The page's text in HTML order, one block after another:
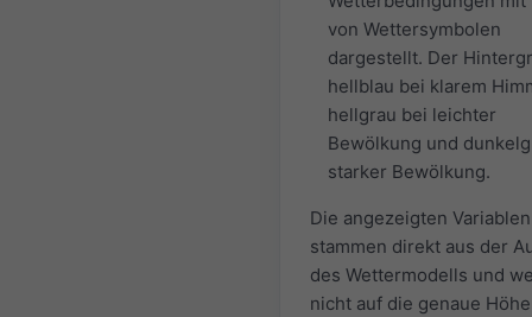
von Wettersymbolen
dargestellt. Der
hellblau bei klarem
hellgrau bei leichter
Bewölkung und
starker Bewölkung.
Die angezeigten Variablen
stammen direkt aus der
des Wettermodells und
nicht auf die genaue